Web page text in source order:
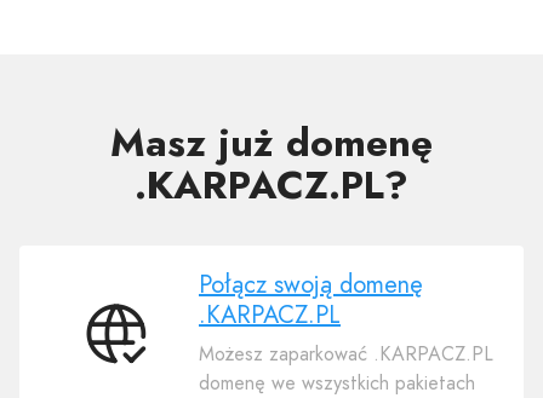
Masz już domenę
.KARPACZ.PL?
Połącz
Połącz swoją domenę
.KARPACZ.PL
Możesz zaparkować .KARPACZ.PL
domenę we wszystkich pakietach